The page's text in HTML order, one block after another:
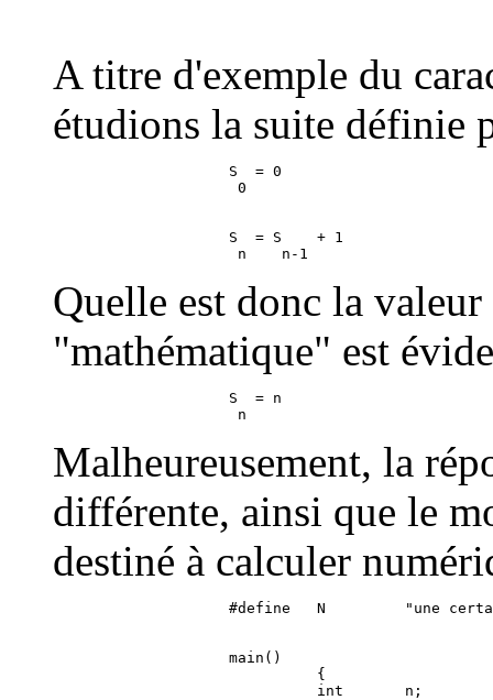
A titre d'exemple du
étudions la suite définie
                    S  = 0
                    S  = S    + 1
Quelle est donc la
"mathématique" est
                    S  = n
Malheureusement, la
différente, ainsi que le
destiné à calculer
                    main()
                              {
                              int       n;